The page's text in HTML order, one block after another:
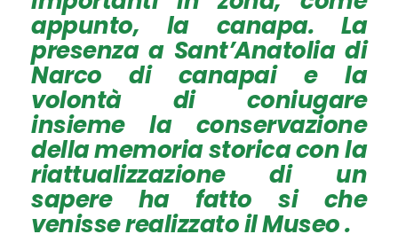
appunto, la canapa. La
presenza a Sant’Anatolia di
Narco di canapai e la
volontà di coniugare
insieme la conservazione
della memoria storica con la
riattualizzazione di un
sapere ha fatto si che
venisse realizzato il Museo .